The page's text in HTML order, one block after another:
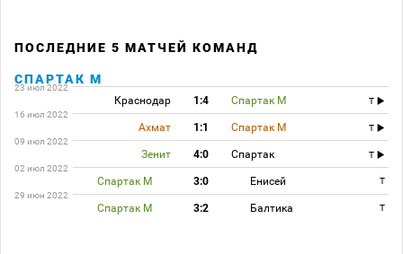
ПОСЛЕДНИЕ 5 МАТЧЕЙ КОМАНД
СПАРТАК М
23 июл 2022
Краснодар 1:4 Спартак М
T
16 июл 2022
Ахмат 1:1 Спартак М
T
09 июл 2022
Зенит 4:0 Спартак
T
02 июл 2022
Спартак М 3:0 Енисей
T
29 июн 2022
Спартак М 3:2 Балтика T